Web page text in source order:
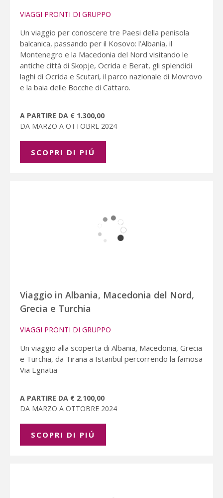
VIAGGI PRONTI DI GRUPPO
Un viaggio per conoscere tre Paesi della penisola
balcanica, passando per il Kosovo: l’Albania, il
Montenegro e la Macedonia del Nord visitando le
antiche città di Skopje, Ocrida e Berat, gli splendidi
laghi di Ocrida e Scutari, il parco nazionale di Movrovo
e la baia delle Bocche di Cattaro.
A PARTIRE DA € 1.300,00
DA MARZO A OTTOBRE 2024
SCOPRI DI PIÚ
Viaggio in Albania, Macedonia del Nord,
Grecia e Turchia
VIAGGI PRONTI DI GRUPPO
Un viaggio alla scoperta di Albania, Macedonia, Grecia
e Turchia, da Tirana a Istanbul percorrendo la famosa
Via Egnatia
A PARTIRE DA € 2.100,00
DA MARZO A OTTOBRE 2024
SCOPRI DI PIÚ